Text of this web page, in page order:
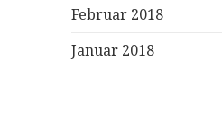
Februar 2018
Januar 2018